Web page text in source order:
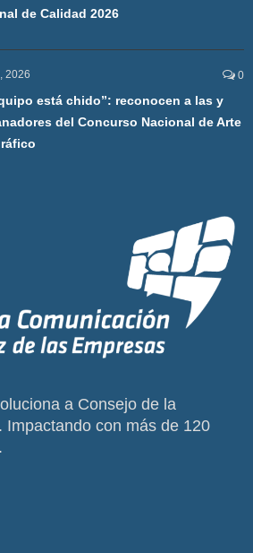
de Calidad 2026
2026 0
está chido”: reconocen a las y
del Concurso Nacional de Arte
a Consejo de la
Impactando con más de 120